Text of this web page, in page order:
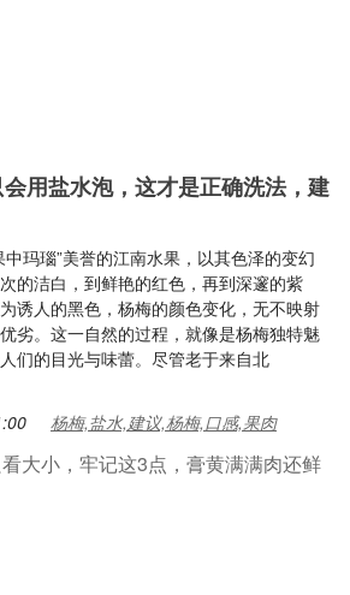
用盐水泡，这才是正确洗法，建
玛瑙”美誉的江南水果，以其色泽的变幻
的洁白，到鲜艳的红色，再到深邃的紫
诱人的黑色，杨梅的颜色变化，无不映射
劣。这一自然的过程，就像是杨梅独特魅
们的目光与味蕾。尽管老于来自北
杨梅,盐水,建议,杨梅,口感,果肉